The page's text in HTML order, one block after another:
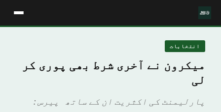
انتخابات
میکرون نے آخری شرط بھی پوری کر
لی
پارلیمنٹ کی اکثریت ان کے ساتھ پیرس :